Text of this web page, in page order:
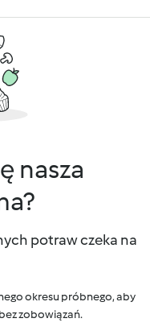
nasza
potraw czeka na
okresu próbnego, aby
zobowiązań.